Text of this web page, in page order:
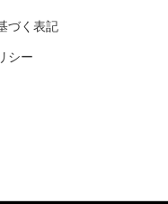
づく表記
シー